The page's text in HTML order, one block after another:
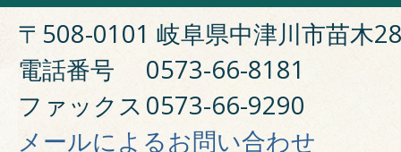
〒508-0101 岐阜県中津川市苗木
電話番号
0573-66-8181
ファックス 0573-66-9290
メールによるお問い合わせ